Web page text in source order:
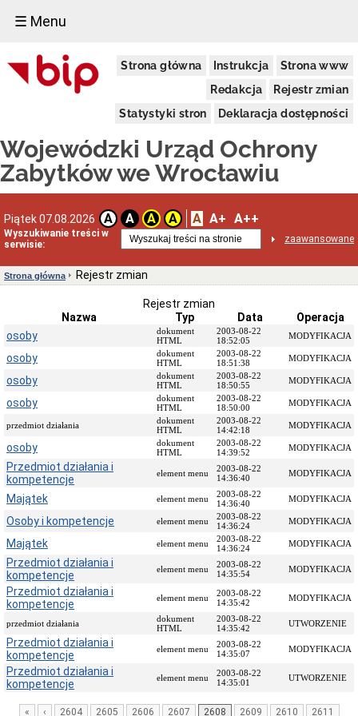
☰ Menu
Strona główna Instrukcja
Strona www
Redakcja
Rejestr zmian
Statystyki stron
Deklaracja dostępności
Wojewódzki Urząd Ochrony
Zabytków we Wrocławiu
Piątek 07.08.2026 A A A A A A+ A++
Wyszukiwanie treści w
serwisie:
zaawansowane
Dostępność
Deklaracja
dostępności
realizowanym
projekcie
dofinansowanym
Europejskich
Delegatury
adresowe
Podstawy
działalności
Osoby
i
kompetencje
Przedmiot
działania
i
kompetencje
Sprawozdawczość
finansowa
Statystyki
Wojewódzka
Rada
Ochrony
Zabytków
Poradnik
klienta
Jak
załatwić
sprawę
interesantów
Opłaty
skarbowe
Szukam
legalnie
Obwieszczenia,
Strona główna Rejestr zmian
Rejestr zmian
Nazwa
Typ Data
Operacja
osoby
dokument
HTML
2003-08-22
18:52:05
MODYFIKACJA
osoby
dokument
HTML
2003-08-22
18:51:38
MODYFIKACJA
osoby
dokument
HTML
2003-08-22
18:50:55
MODYFIKACJA
osoby
dokument
HTML
2003-08-22
18:50:00
MODYFIKACJA
przedmiot działania
dokument
HTML
2003-08-22
14:42:18
MODYFIKACJA
osoby
dokument
HTML
2003-08-22
14:39:52
MODYFIKACJA
Przedmiot działania i
kompetencje
element menu
2003-08-22
14:36:40
MODYFIKACJA
Majątek element menu
2003-08-22
14:36:40
MODYFIKACJA
Osoby i kompetencje element menu
2003-08-22
14:36:24
MODYFIKACJA
Majątek element menu
2003-08-22
14:36:24
MODYFIKACJA
Przedmiot działania i
kompetencje
element menu
2003-08-22
14:35:54
MODYFIKACJA
Przedmiot działania i
kompetencje
element menu
2003-08-22
14:35:42
MODYFIKACJA
przedmiot działania
dokument
HTML
2003-08-22
14:35:42
UTWORZENIE
Przedmiot działania i
kompetencje
element menu
2003-08-22
14:35:07
MODYFIKACJA
Przedmiot działania i
kompetencje
element menu
2003-08-22
14:35:01
UTWORZENIE
« ‹ 2604 2605 2606 2607 2608 2609 2610 2611